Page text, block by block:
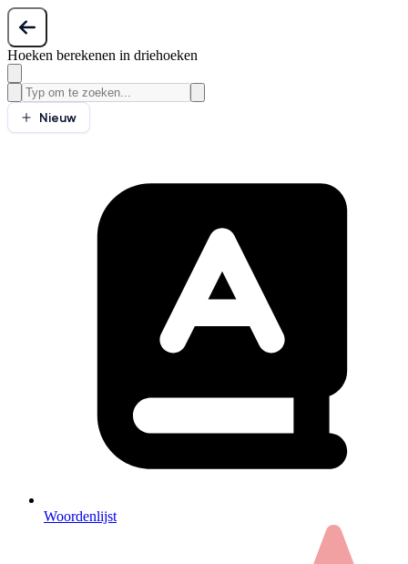
Hoeken berekenen in driehoeken
Nieuw
Woordenlijst